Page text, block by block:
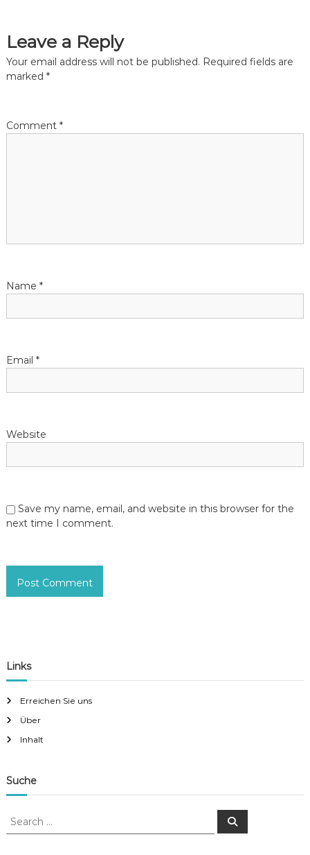
t
n
v
i
o
Leave a Reply
Your email address will not be published. Required fields are
marked *
Comment *
Name *
Email *
Website
Save my name, email, and website in this browser for the
next time I comment.
Links
Erreichen Sie uns
Über
Inhalt
Suche
S
S